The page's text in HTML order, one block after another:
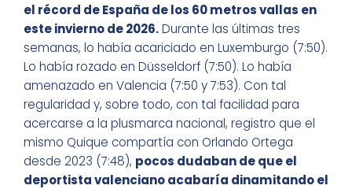
el récord de España de los 60 metros vallas en
este invierno de 2026.Durante las últimas tres
semanas, lo había acariciado en Luxemburgo (7:50).
Lo había rozado en Düsseldorf (7:50). Lo había
amenazado en Valencia (7:50 y 7:53). Con tal
regularidad y, sobre todo, con tal facilidad para
acercarse a la plusmarca nacional, registro que el
mismo Quique compartía con Orlando Ortega
desde 2023 (7:48), pocos dudaban de que el
deportista valenciano acabaría dinamitando el